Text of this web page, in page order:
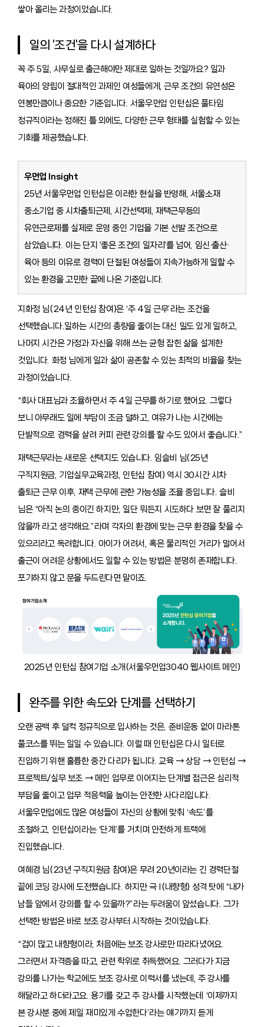
쌓아 올리는 과정이었습니다.
일의 '조건'을 다시 설계하다
꼭 주 5일, 사무실로 출근해야만 제대로 일하는 것일까요? 일과
육아의 양립이 절대적인 과제인 여성들에게, 근무 조건의 유연성은
연봉만큼이나 중요한 기준입니다. 서울우먼업 인턴십은 풀타임
정규직이라는 정해진 틀 외에도, 다양한 근무 형태를 실험할 수 있는
기회를 제공했습니다.
우먼업 Insight
25년 서울우먼업 인턴십은 이러한 현실을 반영해, 서울소재
중소기업 중 시차출퇴근제, 시간선택제, 재택근무등의
유연근로제를 실제로 운영 중인 기업을 기본 선발 조건으로
삼았습니다. 이는 단지 '좋은 조건의 일자리'를 넘어, 임신·출산·
육아 등의 이유로 경력이 단절된 여성들이 지속가능하게 일할 수
있는 환경을 고민한 끝에 나온 기준입니다.
지화정 님(24년 인턴십 참여)은 ‘주 4일 근무’라는 조건을
선택했습니다.일하는 시간의 총량을 줄이는 대신 밀도 있게 일하고,
나머지 시간은 가정과 자신을 위해 쓰는 균형 잡힌 삶을 설계한
것입니다. 화정 님에게 일과 삶이 공존할 수 있는 최적의 비율을 찾는
과정이었습니다.
“회사 대표님과 조율하면서 주 4일 근무를 하기로 했어요. 그렇다
보니 아무래도 일에 부담이 조금 덜하고, 여유가 나는 시간에는
단발적으로 경력을 살려 커피 관련 강의를 할 수도 있어서 좋습니다.”
재택근무라는 새로운 선택지도 있습니다. 임슬비 님(25년
구직지원금, 기업실무교육과정, 인턴십 참여) 역시 30시간 시차
출퇴근 근무 이후, 재택 근무에 관한 가능성을 조율 중입니다. 슬비
님은 “아직 논의 중이긴 하지만, 일단 뭐든지 시도하다 보면 잘 풀리지
않을까 라고 생각해요.”라며 각자의 환경에 맞는 근무 환경을 찾을 수
있으리라고 독려합니다. 아이가 어려서, 혹은 물리적인 거리가 멀어서
출근이 어려운 상황에서도 일할 수 있는 방법은 분명히 존재합니다.
포기하지 않고 문을 두드린다면 말이죠.
2025년 인턴십 참여기업 소개(서울우먼업3040 웹사이트 메인)
완주를 위한 속도와 단계를 선택하기
오랜 공백 후 덜컥 정규직으로 입사하는 것은, 준비운동 없이 마라톤
풀코스를 뛰는 일일 수 있습니다. 이럴 때 인턴십은 다시 일터로
진입하기 위핸 훌륭한 중간 다리가 됩니다. 교육 → 상담 → 인턴십 →
프로젝트/실무 보조 → 메인 업무로 이어지는 단계별 접근은 심리적
부담을 줄이고 업무 적응력을 높이는 안전한 사다리입니다.
서울우먼업에도 많은 여성들이 자신의 상황에 맞춰 ‘속도’를
조절하고, 인턴십이라는 ‘단계’를 거치며 안전하게 트랙에
진입했습니다.
여혜경 님(23년 구직지원금 참여)은 무려 20년이라는 긴 경력단절
끝에 코딩 강사에 도전했습니다. 하지만 극 I(내향형) 성격 탓에 “내가
남들 앞에서 강의를 할 수 있을까?”라는 두려움이 앞섰습니다. 그가
선택한 방법은 바로 보조 강사부터 시작하는 것이었습니다.
“겁이 많고 내향형이라, 처음에는 보조 강사로만 따라다녔어요.
그러면서 자격증을 따고, 관련 학위로 취득했어요. 그러다가 지금
강의를 나가는 학교에도 보조 강사로 이력서를 냈는데, 주 강사를
해달라고 하더라고요. 용기를 갖고 주 강사를 시작했는데 ‘이제까지
본 강사분 중에 제일 재미있게 수업한다’라는 얘기까지 듣게